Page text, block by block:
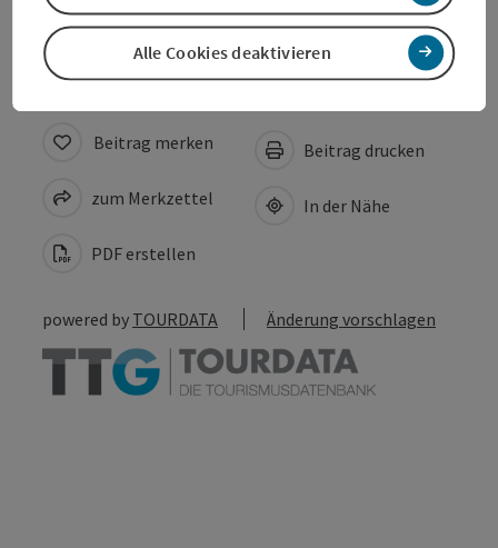
Barrierefreiheit
Beitrag merken
zum Merkzettel
PDF erstellen
Beitrag drucken
In der Nähe
powered by TOURDATA Änderung vorschlagen
Alle Cookies deaktivieren